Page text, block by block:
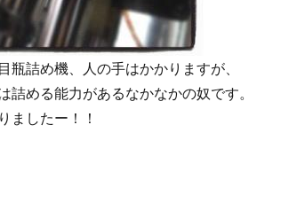
瓶詰め機、人の手はかかりますが、
詰める能力があるなかなかの奴です。
ましたー！！